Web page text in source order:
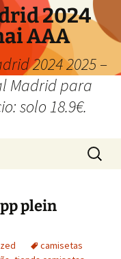
2024
AAA
2024 2025 –
Madrid para
solo 18.9€.
Buscar:
plein
camisetas